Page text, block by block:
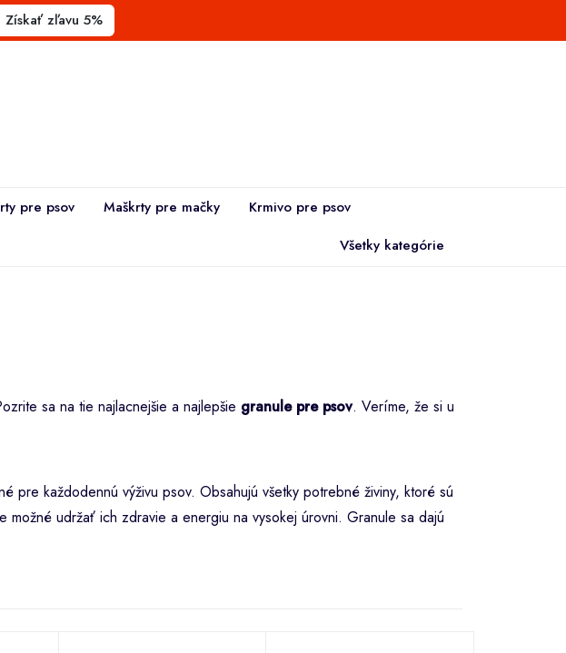
Získať zľavu 5%
pre psov Maškrty pre mačky
Krmivo pre psov
Všetky kategórie
sa na tie najlacnejšie a najlepšie granule pre psov. Veríme, že si u
pre každodennú výživu psov. Obsahujú všetky potrebné živiny, ktoré sú
udržať ich zdravie a energiu na vysokej úrovni. Granule sa dajú